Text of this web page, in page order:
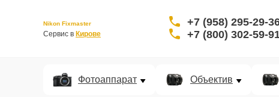
Nikon Fixmaster
Сервис в Кирове
+7 (958) 295-29-
+7 (800) 302-59-
Фотоаппарат Объектив